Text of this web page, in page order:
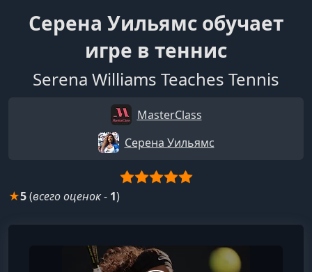
Серена Уильямс обучает
игре в теннис
Serena Williams Teaches Tennis
MasterClass
Серена Уильямс
★5(всего оценок- 1)